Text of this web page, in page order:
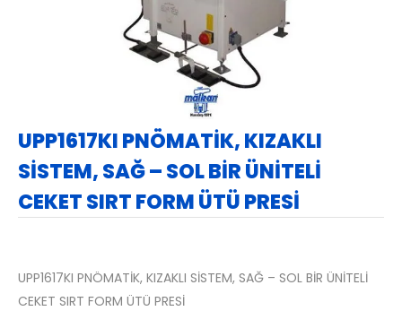
UPP1617KI PNÖMATİK, KIZAKLI
SİSTEM, SAĞ – SOL BİR ÜNİTELİ
CEKET SIRT FORM ÜTÜ PRESİ
UPP1617KI PNÖMATİK, KIZAKLI SİSTEM, SAĞ – SOL BİR ÜNİTELİ
CEKET SIRT FORM ÜTÜ PRESİ